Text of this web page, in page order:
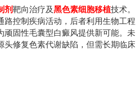
剂靶向治疗及黑色素细胞移植技术。
路控制疾病活动，后者利用生物工程
顽固性毛囊型白癜风提供新可能。未
头修复色素代谢缺陷，但需长期临床